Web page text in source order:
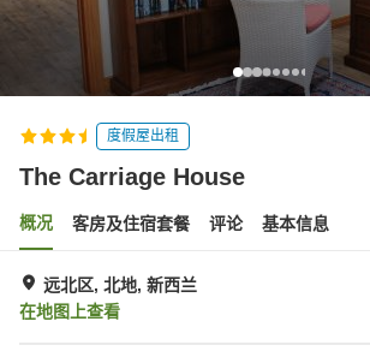
度假屋出租
The Carriage House
概况 客房及住宿套餐 评论 基本信息
远北区, 北地, 新西兰
在地图上查看